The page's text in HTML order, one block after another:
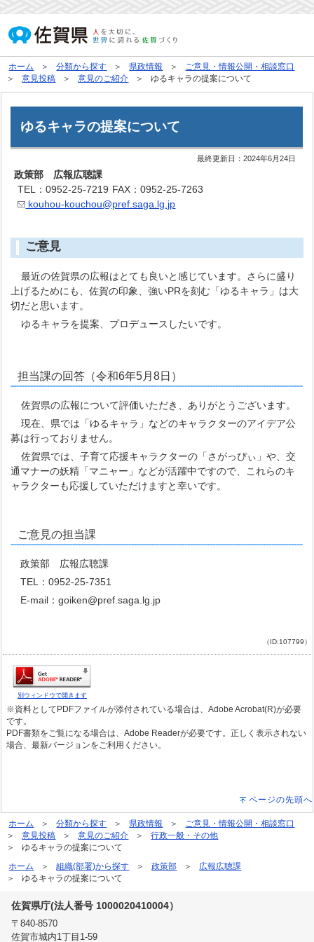
ホーム 分類から探す 県政情報
ご意見・情報公開・相談窓口
意見投稿
意見のご紹介 ゆるキャラの提案について
ゆるキャラの提案について
最終更新日：2024年6月24日
政策部 広報広聴課
TEL：0952-25-7219 FAX：0952-25-7263
kouhou-kouchou@pref.saga.lg.jp
ご意見
最近の佐賀県の広報はとても良いと感じています。さらに盛り
上げるためにも、佐賀の印象、強いPRを刻む「ゆるキャラ」は大
切だと思います。
ゆるキャラを提案、プロデュースしたいです。
担当課の回答（令和6年5月8日）
佐賀県の広報について評価いただき、ありがとうございます。
現在、県では「ゆるキャラ」などのキャラクターのアイデア公
募は行っておりません。
佐賀県では、子育て応援キャラクターの「さがっぴぃ」や、交
通マナーの妖精「マニャー」などが活躍中ですので、これらのキ
ャラクターも応援していただけますと幸いです。
ご意見の担当課
政策部 広報広聴課
TEL：0952-25-7351
E-mail：goiken@pref.saga.lg.jp
（ID:107799）
別ウィンドウで開きます
※資料としてPDFファイルが添付されている場合は、Adobe Acrobat(R)が必要
です。
PDF書類をご覧になる場合は、Adobe Readerが必要です。正しく表示されない
場合、最新バージョンをご利用ください。
ページの先頭へ
ホーム 分類から探す 県政情報
ご意見・情報公開・相談窓口
意見投稿
意見のご紹介
行政一般・その他
ゆるキャラの提案について
ホーム
組織(部署)から探す 政策部
広報広聴課
ゆるキャラの提案について
佐賀県庁(法人番号 1000020410004）
〒840-8570
佐賀市城内1丁目1-59